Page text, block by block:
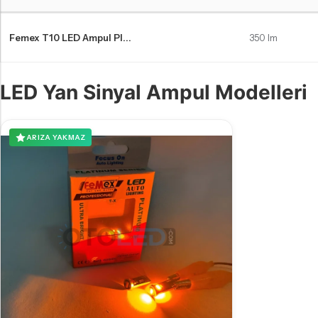
Femex T10 LED Ampul Pl... 350 lm
LED Yan Sinyal Ampul Modelleri
ARIZA YAKMAZ